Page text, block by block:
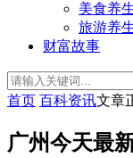
美食养
旅游养
财富故事
首页 百科资讯文章
广州今天最